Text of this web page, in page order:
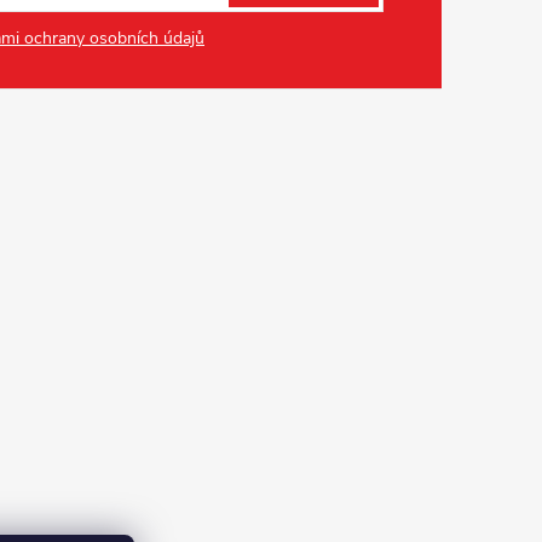
ochrany osobních údajů